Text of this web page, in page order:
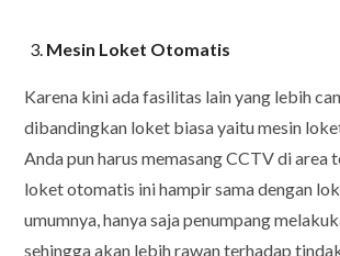
Mesin Loket Otomatis
Karena kini ada fasilitas lain yang lebih
dibandingkan loket biasa yaitu mesin
Anda pun harus memasang CCTV di area
loket otomatis ini hampir sama dengan
umumnya, hanya saja penumpang
sehingga akan lebih rawan terhadap